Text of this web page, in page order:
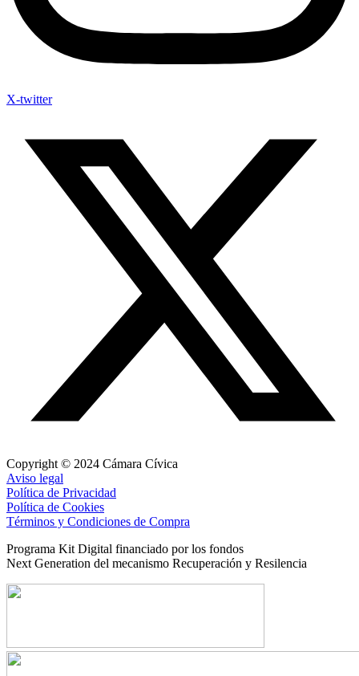
X-twitter
Copyright © 2024 Cámara Cívica
Aviso legal
Política de Privacidad
Política de Cookies
Términos y Condiciones de Compra
Programa Kit Digital financiado por los fondos
Next Generation del mecanismo Recuperación y Resilencia